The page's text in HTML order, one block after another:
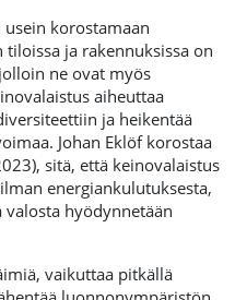
usein korostamaan
ja rakennuksissa on
ne ovat myös
aiheuttaa
ja heikentää
Johan Eklöf korostaa
sitä, että keinovalaistus
energiankulutuksesta,
hyödynnetään
vaikuttaa pitkällä